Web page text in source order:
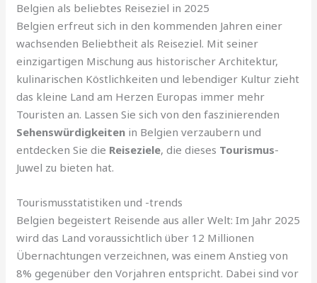
Belgien als beliebtes Reiseziel in 2025
Belgien erfreut sich in den kommenden Jahren einer
wachsenden Beliebtheit als Reiseziel. Mit seiner
einzigartigen Mischung aus historischer Architektur,
kulinarischen Köstlichkeiten und lebendiger Kultur zieht
das kleine Land am Herzen Europas immer mehr
Touristen an. Lassen Sie sich von den faszinierenden
Sehenswürdigkeiten in Belgien verzaubern und
entdecken Sie die Reiseziele, die dieses Tourismus-
Juwel zu bieten hat.
Tourismusstatistiken und -trends
Belgien begeistert Reisende aus aller Welt: Im Jahr 2025
wird das Land voraussichtlich über 12 Millionen
Übernachtungen verzeichnen, was einem Anstieg von
8% gegenüber den Vorjahren entspricht. Dabei sind vor